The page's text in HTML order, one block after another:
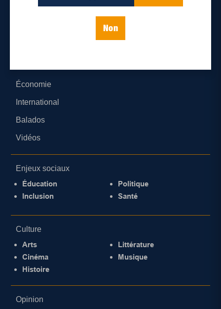
Non
Économie
International
Balados
Vidéos
Enjeux sociaux
Éducation
Inclusion
Politique
Santé
Culture
Arts
Cinéma
Histoire
Littérature
Musique
Opinion